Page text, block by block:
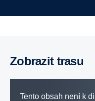
Zobrazit trasu
Tento obsah není k